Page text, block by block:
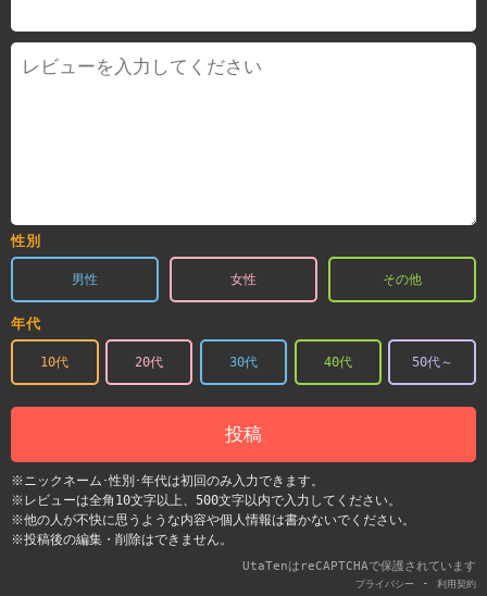
性別
男性 女性 その他
年代
10代 20代 30代 40代 50代～
投稿
※ニックネーム･性別･年代は初回のみ入力できます。
※レビューは全角10文字以上、500文字以内で入力してください。
※他の人が不快に思うような内容や個人情報は書かないでください。
※投稿後の編集・削除はできません。
UtaTenはreCAPTCHAで保護されています
プライバシー - 利用契約